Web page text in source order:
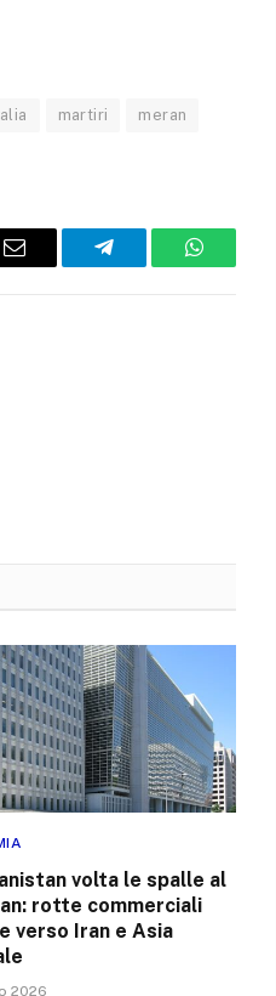
martiri meran
Email Telegram WhatsApp
volta le spalle al
rotte commerciali
verso Iran e Asia
2026